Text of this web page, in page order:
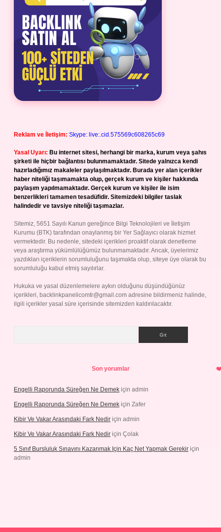
Reklam ve İletişim: Skype: live:.cid.575569c608265c69
Yasal Uyarı: Bu internet sitesi, herhangi bir marka, kurum veya şahıs
şirketi ile hiçbir bağlantısı bulunmamaktadır. Sitede yalnızca kendi
hazırladığımız makaleler paylaşılmaktadır. Burada yer alan içerikler
haber niteliği taşımamakta olup, gerçek kurum ve kişiler hakkında
paylaşım yapılmamaktadır. Gerçek kurum ve kişiler ile isim
benzerlikleri tamamen tesadüfidir. Sitemizdeki bilgiler taslak
halindedir ve tavsiye niteliği taşımazlar.
Sitemiz, 5651 Sayılı Kanun gereğince Bilgi Teknolojileri ve İletişim
Kurumu (BTK) tarafından onaylanmış bir Yer Sağlayıcı olarak hizmet
vermektedir. Bu nedenle, sitedeki içerikleri proaktif olarak denetleme
veya araştırma yükümlülüğümüz bulunmamaktadır. Ancak, üyelerimiz
yazdıkları içeriklerin sorumluluğunu taşımakta olup, siteye üye olarak bu
sorumluluğu kabul etmiş sayılırlar.
Hukuka ve yasal düzenlemelere aykırı olduğunu düşündüğünüz
içerikleri, backlinkpanelicomtr@gmail.com adresine bildirmeniz halinde,
ilgili içerikler yasal süre içerisinde sitemizden kaldırılacaktır.
Son yorumlar
Engelli Raporunda Süreğen Ne Demek için admin
Engelli Raporunda Süreğen Ne Demek için Zafer
Kibir Ve Vakar Arasındaki Fark Nedir için admin
Kibir Ve Vakar Arasındaki Fark Nedir için Çolak
5 Sınıf Bursluluk Sınavını Kazanmak Için Kaç Net Yapmak Gerekir için
admin